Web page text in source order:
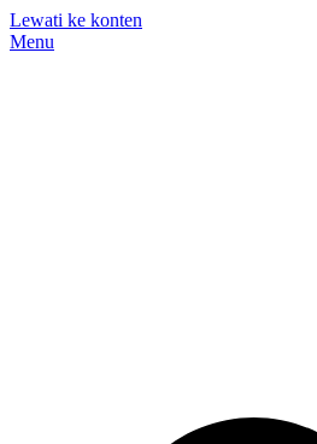
Lewati ke konten
Menu